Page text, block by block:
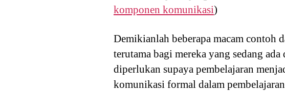
komponen komunikasi)
Demikianlah beberapa macam contoh
terutama bagi mereka yang sedang
diperlukan supaya pembelajaran
komunikasi formal dalam